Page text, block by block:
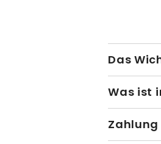
Das
Was ist
Zahlung